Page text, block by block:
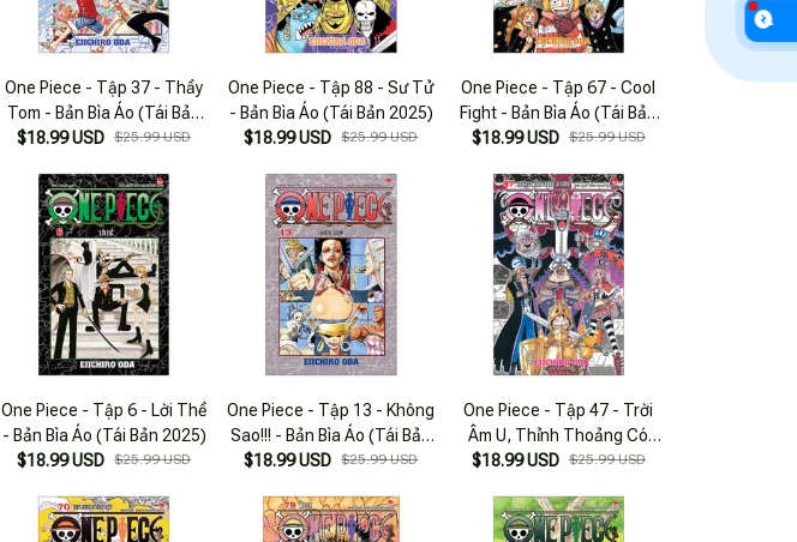
One Piece - Tập 37 - Thầy
Tom - Bản Bìa Áo (Tái Bản
2025)
$18.99 USD $25.99 USD
One Piece - Tập 88 - Sư Tử
- Bản Bìa Áo (Tái Bản 2025)
$18.99 USD
$25.99 USD
One Piece - Tập 67 - Cool
Fight - Bản Bìa Áo (Tái Bản
2025)
$18.99 USD $25.99 USD
One Piece - Tập 6 - Lời Thề
- Bản Bìa Áo (Tái Bản 2025)
$18.99 USD $25.99 USD
One Piece - Tập 13 - Không
Sao!!! - Bản Bìa Áo (Tái Bản
2025)
$18.99 USD $25.99 USD
One Piece - Tập 47 - Trời
Âm U, Thỉnh Thoảng Có
Xương - Bản Bìa Áo (Tái Bản
$18.99 USD $25.99 USD